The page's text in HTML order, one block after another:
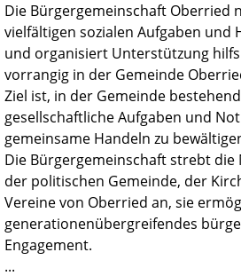
Die Bürgergemeinschaft Oberried
vielfältigen sozialen Aufgaben und
und organisiert Unterstützung
vorrangig in der Gemeinde
Ziel ist, in der Gemeinde
gesellschaftliche Aufgaben und
gemeinsame Handeln zu
Die Bürgergemeinschaft strebt
der politischen Gemeinde, der
Vereine von Oberried an, sie
generationenübergreifendes
Engagement.
...